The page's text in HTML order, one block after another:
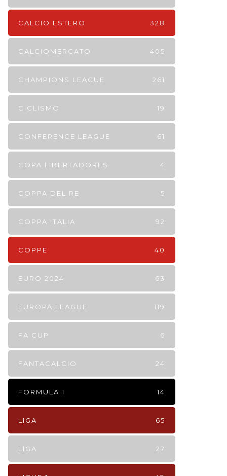
CALCIO ESTERO 328
CALCIOMERCATO 405
CHAMPIONS LEAGUE 261
CICLISMO 19
CONFERENCE LEAGUE 61
COPA LIBERTADORES 4
COPPA DEL RE 5
COPPA ITALIA 92
COPPE 40
EURO 2024 63
EUROPA LEAGUE 119
FA CUP 6
FANTACALCIO 24
FORMULA 1 14
LIGA 65
LIGA 27